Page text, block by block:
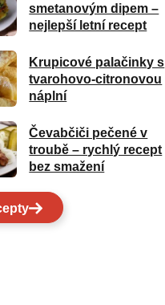
smetanovým dipem –
nejlepší letní recept
Krupicové palačinky s
tvarohovo-citronovou
náplní
Čevabčiči pečené v
troubě – rychlý recept
bez smažení